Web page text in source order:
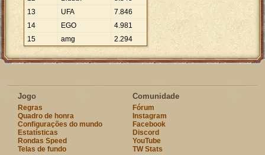
13
UFA 7.846
14
EGO 4.981
15
amg 2.294
Jogo
Regras
Quadro de honra
Configurações do mundo
Estatísticas
Rondas Speed
Telas de fundo
Comunidade
Fórum
Instagram
Facebook
Discord
YouTube
TW Stats